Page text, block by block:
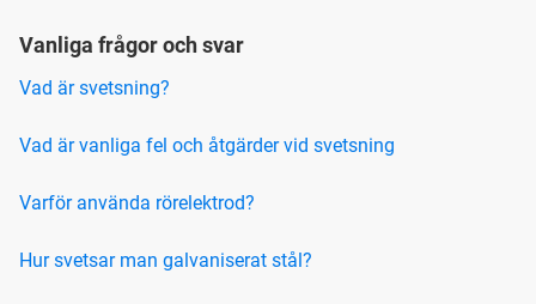
Vanliga frågor och svar
Vad är svetsning?
Vad är vanliga fel och åtgärder vid svetsning
Varför använda rörelektrod?
Hur svetsar man galvaniserat stål?